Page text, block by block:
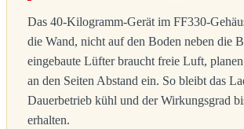
Das 40-Kilogramm-Gerät im FF330-
die Wand, nicht auf den Boden neben die
eingebaute Lüfter braucht freie Luft,
an den Seiten Abstand ein. So bleibt das
Dauerbetrieb kühl und der Wirkungsgrad
erhalten.